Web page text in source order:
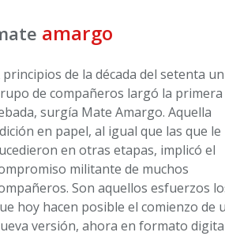
amargo
principios de la década del setenta un
de compañeros largó la primera
surgía Mate Amargo. Aquella
en papel, al igual que las que le
en otras etapas, implicó el
militante de muchos
Son aquellos esfuerzos
hoy hacen posible el comienzo de
versión, ahora en formato